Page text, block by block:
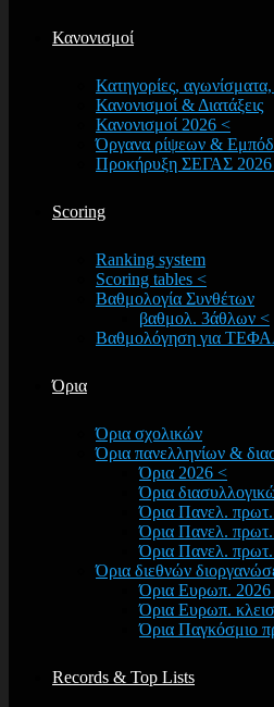
Κανονισμοί
Κατηγορίες, αγωνίσματα,
Κανονισμοί & Διατάξεις
Κανονισμοί 2026 <
Όργανα ρίψεων &
Προκήρυξη ΣΕΓΑΣ
Scoring
Ranking system
Scoring tables <
Βαθμολογία Συνθέτων
βαθμολ. 3άθλων <
Βαθμολόγηση για
Όρια
Όρια σχολικών
Όρια πανελληνίων &
Όρια 2026 <
Όρια
Όρια Πανελ.
Όρια Πανελ.
Όρια Πανελ.
Όρια διεθνών
Όρια Ευρωπ.
Όρια Ευρωπ.
Όρια Παγκόσμιο
Records & Top Lists